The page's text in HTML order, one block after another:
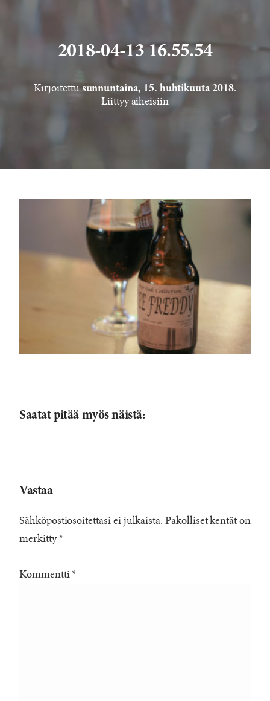
2018-04-13 16.55.54
Kirjoitettusunnuntaina, 15. huhtikuuta 2018.
Liittyy aiheisiin
Saatat pitää myös näistä:
Vastaa
Sähköpostiosoitettasi ei julkaista. Pakolliset kentät on
merkitty *
Kommentti *